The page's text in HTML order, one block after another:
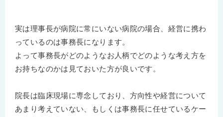
実は理事長が病院に常にいない病院の場合、経営に携わ
っているのは事務長になります。
よって事務長がどのようなお人柄でどのような考え方を
お持ちなのかは見ておいた方が良いです。
院長は臨床現場に専念しており、方向性や経営について
あまり考えていない、もしくは事務長に任せているケー